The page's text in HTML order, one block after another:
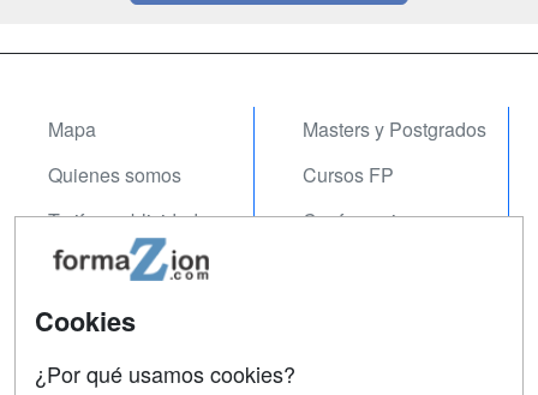
Mapa
Quienes somos
Tarifas publicidad
Acceso Usuarios
Acceso Centros
Masters y Postgrados
Cursos FP
Conferencias
Cookies
¿Por qué usamos cookies?